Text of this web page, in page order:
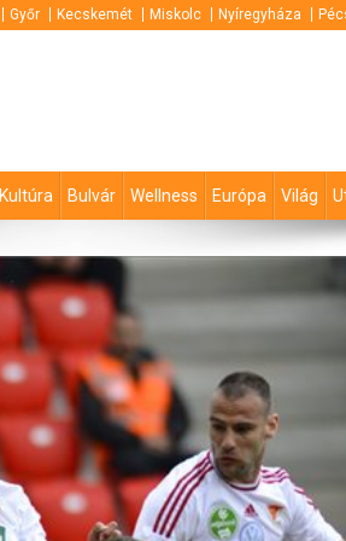
Győr Kecskemét Miskolc Nyíregyháza
Kultúra Bulvár Wellness Európa Világ